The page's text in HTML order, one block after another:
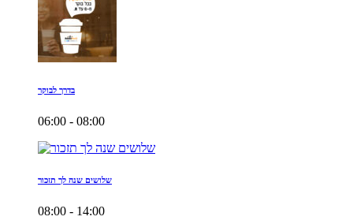
בדרך לבוקר
06:00 - 08:00
שלושים שנה לך תזכור
08:00 - 14:00